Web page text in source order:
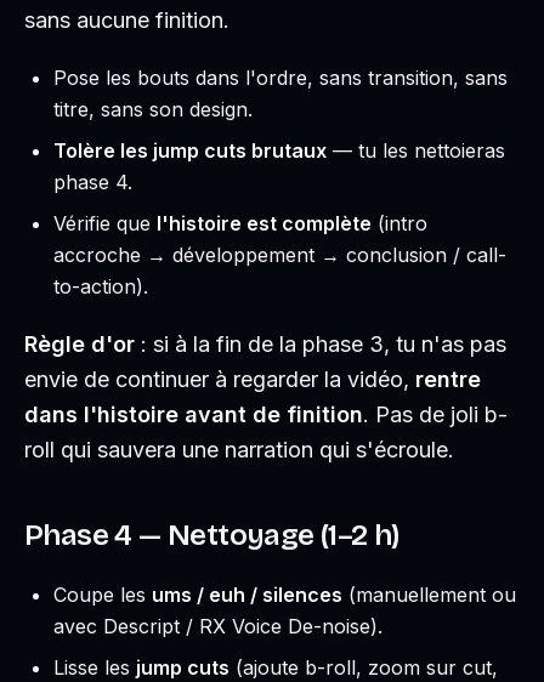
sans aucune finition.
Pose les bouts dans l'ordre, sans transition, sans
titre, sans son design.
Tolère les jump cuts brutaux — tu les nettoieras
phase 4.
Vérifie que l'histoire est complète (intro
accroche → développement → conclusion / call-
to-action).
Règle d'or : si à la fin de la phase 3, tu n'as pas
envie de continuer à regarder la vidéo, rentre
dans l'histoire avant de finition. Pas de joli b-
roll qui sauvera une narration qui s'écroule.
Phase 4 — Nettoyage (1–2 h)
Coupe les ums / euh / silences (manuellement ou
avec Descript / RX Voice De-noise).
Lisse les jump cuts (ajoute b-roll, zoom sur cut,